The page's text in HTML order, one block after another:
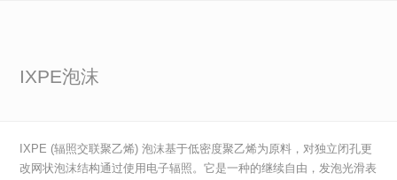
IXPE泡沫
IXPE (辐照交联聚乙烯) 泡沫基于低密度聚乙烯为原料，对独立闭孔更
改网状泡沫结构通过使用电子辐照。它是一种的继续自由，发泡光滑表